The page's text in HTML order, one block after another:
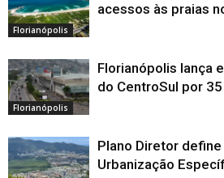
Florianópolis
acessos às praias
Florianópolis
Florianópolis lança
do CentroSul por
Plano Diretor
Urbanização